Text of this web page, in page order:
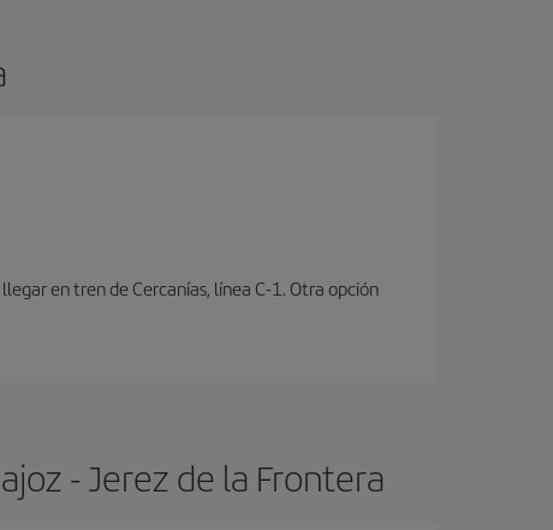
en tren de Cercanías, línea C-1. Otra opción
- Jerez de la Frontera